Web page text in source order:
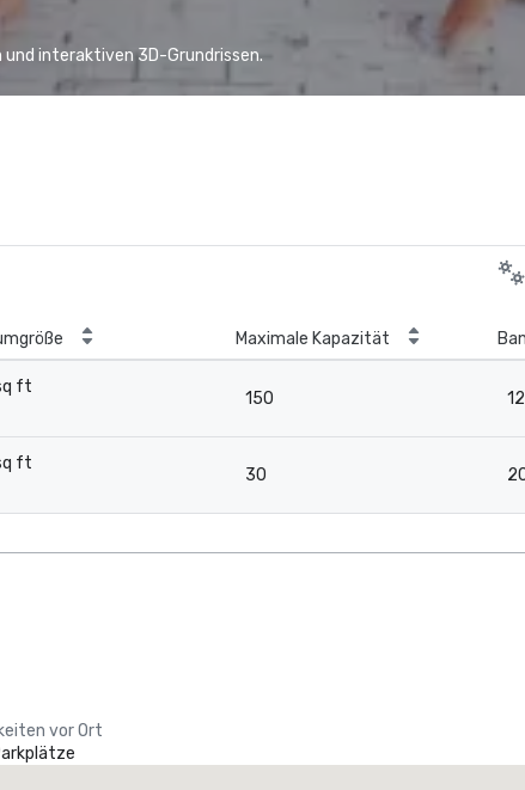
interaktiven 3D-Grundrissen.
Maximale Kapazität
ft
150
ft
30
vor Ort